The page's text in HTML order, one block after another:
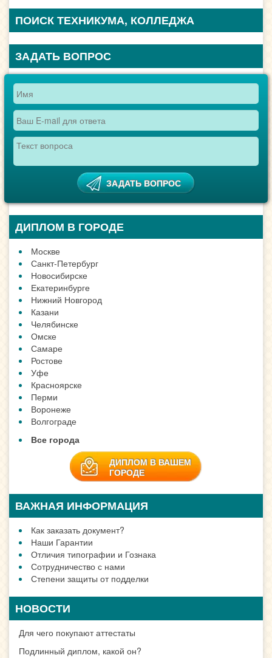
ПОИСК ТЕХНИКУМА, КОЛЛЕДЖА
ЗАДАТЬ ВОПРОС
ДИПЛОМ В ГОРОДЕ
Москве
Санкт-Петербург
Новосибирске
Екатеринбурге
Нижний Новгород
Казани
Челябинске
Омске
Самаре
Ростове
Уфе
Красноярске
Перми
Воронеже
Волгограде
Все города
ДИПЛОМ В ВАШЕМ
ГОРОДЕ
ВАЖНАЯ ИНФОРМАЦИЯ
Как заказать документ?
Наши Гарантии
Отличия типографии и Гознака
Сотрудничество с нами
Степени защиты от подделки
НОВОСТИ
Для чего покупают аттестаты
Подлинный диплом, какой он?